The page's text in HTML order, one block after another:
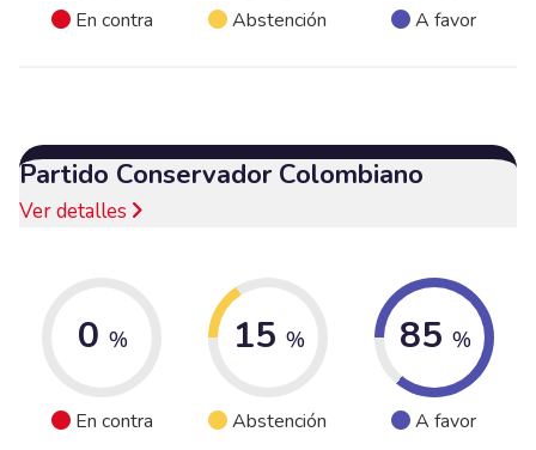
En contra Abstención A favor
Partido Conservador Colombiano
Ver detalles
0 %
En contra
15 %
Abstención
85 %
A favor